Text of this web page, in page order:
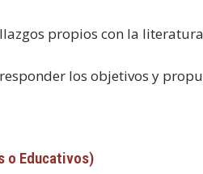
propios con la
los objetivos y
o Educativos)